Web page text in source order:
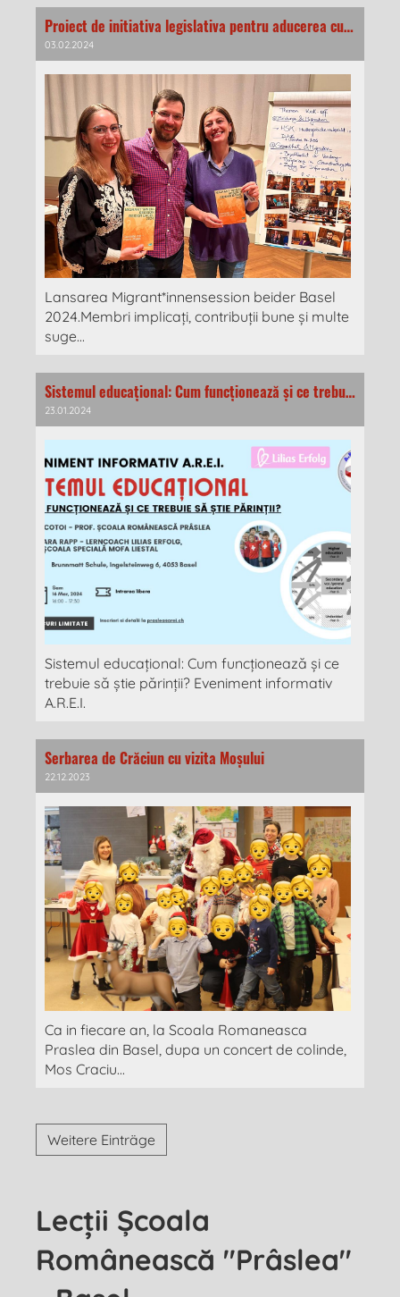
Proiect de initiativa legislativa pentru aducerea cursurilor de limba si cultura materna in programa obisnuita a scolilor publice
03.02.2024
Lansarea Migrant*innensession beider Basel
2024.Membri implicați, contribuții bune și multe
suge...
Sistemul educațional: Cum funcționează și ce trebuie să știe părinții?
23.01.2024
Sistemul educațional: Cum funcționează și ce
trebuie să știe părinții? Eveniment informativ
A.R.E.I.
Serbarea de Crăciun cu vizita Moșului
22.12.2023
Ca in fiecare an, la Scoala Romaneasca
Praslea din Basel, dupa un concert de colinde,
Mos Craciu...
Weitere Einträge
Lecții Școala
Românească "Prâslea"